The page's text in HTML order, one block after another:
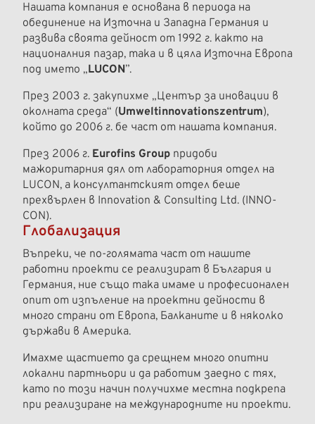
Нашата компания е основана в периода на
обединение на Източна и Западна Германия и
развива своята дейност от 1992 г. както на
националния пазар, така и в цяла Източна Европа
под името „LUCON”.
През 2003 г. закупихме „Център за иновации в
околната среда“ (Umweltinnovationszentrum),
който до 2006 г. бе част от нашата компания.
През 2006 г. Eurofins Group придоби
мажоритарния дял от лабораторния отдел на
LUCON, а консултантският отдел беше
прехвърлен в Innovation & Consulting Ltd. (INNO-
CON).
Глобализация
Въпреки, че по-голямата част от нашите
работни проекти се реализират в България и
Германия, ние също така имаме и професионален
опит от изпъление на проектни дейности в
много страни от Европа, Балканите и в няколко
държави в Америка.
Имахме щастието да срещнем много опитни
локални партньори и да работим заедно с тях,
като по този начин получихме местна подкрепа
при реализиране на международните ни проекти.